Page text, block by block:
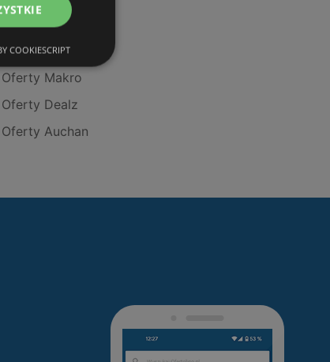
Oferty Aldi
Oferty Dino
Oferty Makro
Oferty Dealz
Oferty Auchan
COOKIESCRIPT